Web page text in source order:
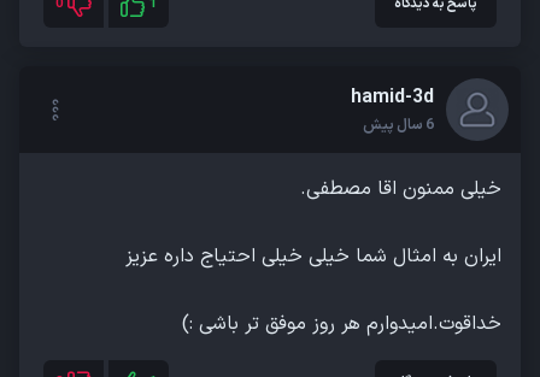
hamid-3d
6 سال پیش
خداقوت.امیدوارم هر روز موفق تر باشی :)